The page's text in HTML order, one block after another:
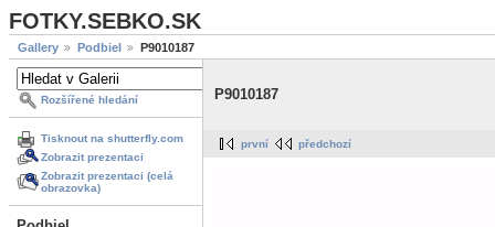
FOTKY.SEBKO.SK
Gallery Podbiel P9010187
Rozšířené hledání
Tisknout na shutterfly.com
Zobrazit prezentaci
Zobrazit prezentaci (celá
obrazovka)
P9010187
první předchozí